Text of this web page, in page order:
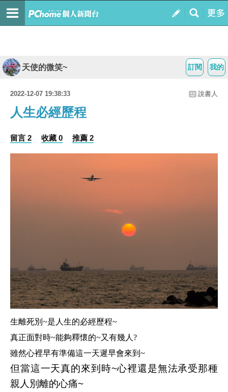
我的
訂閱
天使的微笑~
2022-12-07 19:38:33 說書人
人生必經歷程
留言 2 收藏 0 推薦 2
生離死別~是人生的必經歷程~
真正面對時~能夠釋懷的~又有幾人?
雖然心裡早有準備這一天遲早會來到~
但當這一天真的來到時~心裡還是無法承受那種
親人別離的心痛~